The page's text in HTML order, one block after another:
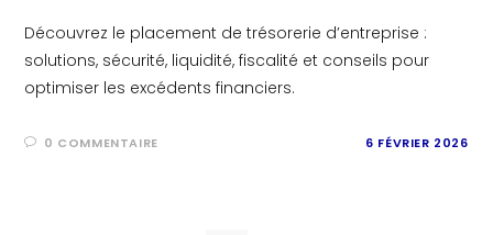
Découvrez le placement de trésorerie d’entreprise :
solutions, sécurité, liquidité, fiscalité et conseils pour
optimiser les excédents financiers.
0 COMMENTAIRE 6 FÉVRIER 2026